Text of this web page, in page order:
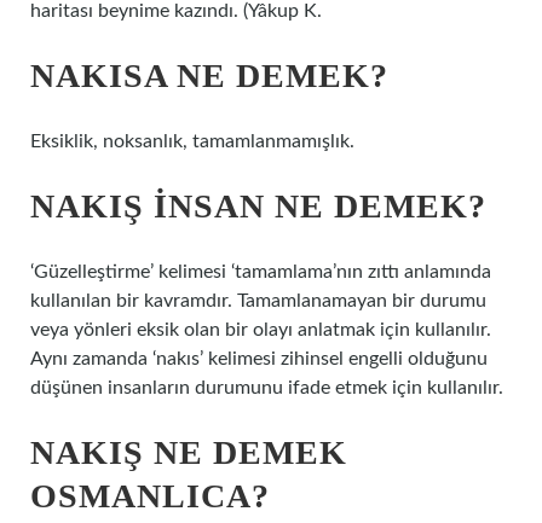
haritası beynime kazındı. (Yâkup K.
NAKISA NE DEMEK?
Eksiklik, noksanlık, tamamlanmamışlık.
NAKIŞ INSAN NE DEMEK?
‘Güzelleştirme’ kelimesi ‘tamamlama’nın zıttı anlamında
kullanılan bir kavramdır. Tamamlanamayan bir durumu
veya yönleri eksik olan bir olayı anlatmak için kullanılır.
Aynı zamanda ‘nakıs’ kelimesi zihinsel engelli olduğunu
düşünen insanların durumunu ifade etmek için kullanılır.
NAKIŞ NE DEMEK
OSMANLICA?